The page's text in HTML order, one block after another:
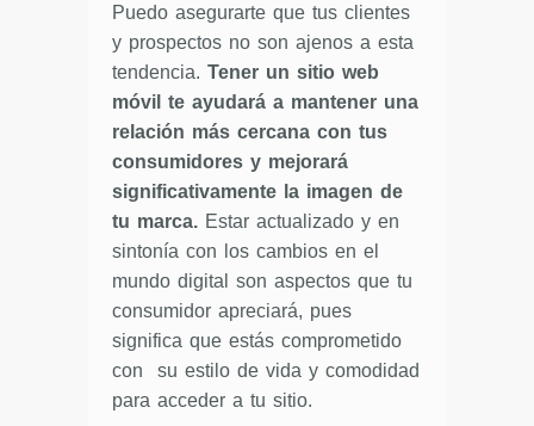
Puedo asegurarte que tus clientes
y prospectos no son ajenos a esta
tendencia. Tener un sitio web
móvil te ayudará a mantener una
relación más cercana con tus
consumidores y mejorará
significativamente la imagen de
tu marca. Estar actualizado y en
sintonía con los cambios en el
mundo digital son aspectos que tu
consumidor apreciará, pues
significa que estás comprometido
con su estilo de vida y comodidad
para acceder a tu sitio.